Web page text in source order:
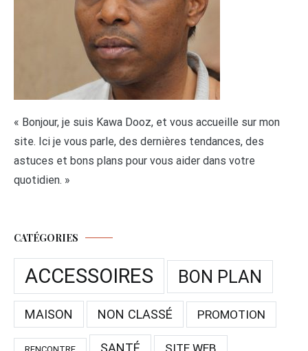
« Bonjour, je suis Kawa Dooz, et vous accueille sur mon
site. Ici je vous parle, des dernières tendances, des
astuces et bons plans pour vous aider dans votre
quotidien. »
CATÉGORIES
ACCESSOIRES BON PLAN
MAISON NON CLASSÉ PROMOTION
SANTÉ SITE WEB